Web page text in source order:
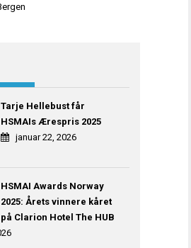
Tarje Hellebust får
HSMAIs Ærespris 2025
januar 22, 2026
HSMAI Awards Norway
2025: Årets vinnere kåret
på Clarion Hotel The HUB